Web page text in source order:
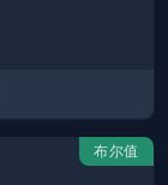
布尔值